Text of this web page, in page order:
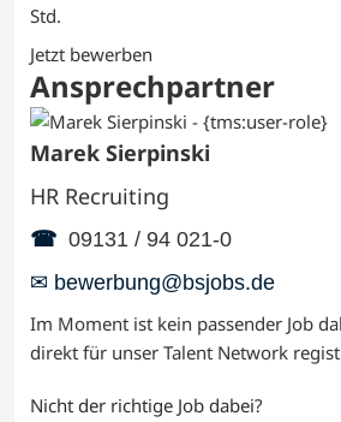
Std.
Jetzt bewerben
Ansprechpartner
Marek Sierpinski
HR Recruiting
☎ 09131 / 94 021-0
✉ bewerbung@bsjobs.de
Im Moment ist kein passender Job
direkt für unser Talent Network
Nicht der richtige Job dabei?